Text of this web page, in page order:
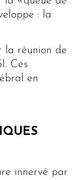
: la
la réunion de
Ces
en
innervé par